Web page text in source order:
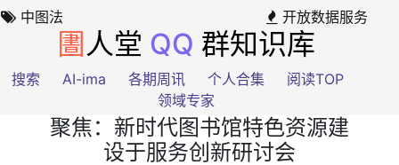
中图法 开放数据服务
圕 人堂 QQ 群知识库
搜索 AI-ima 各期周讯 个人合集
阅读TOP
领域专家
聚焦：新时代图书馆特色资源建
设于服务创新研讨会